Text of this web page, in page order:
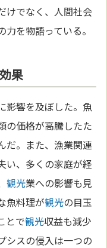
けでなく、人間社会
力を物語っている。
果
影響を及ぼした。魚
の価格が高騰したた
だ。また、漁業関連
い、多くの家庭が経
観光業への影響も見
魚料理が観光の目玉
とで観光収益も減少
シスの侵入は一つの